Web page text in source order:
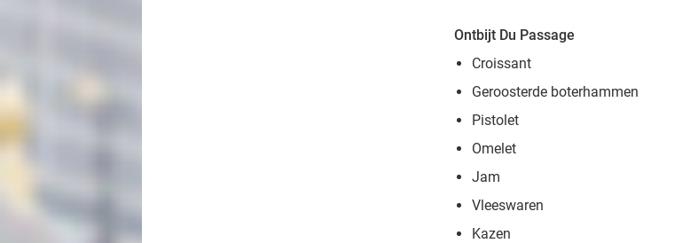
Ontbijt Du Passage
Croissant
Geroosterde boterhammen
Pistolet
Omelet
Jam
Vleeswaren
Kazen